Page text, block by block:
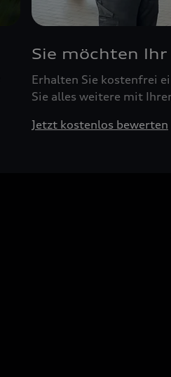
Sie möchten Ihr
Erhalten Sie kostenfrei
Sie alles weitere mit
Jetzt kostenlos bewerten